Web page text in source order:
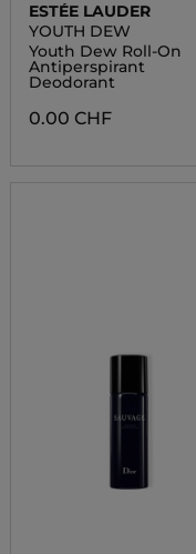
ESTÉE LAUDER
YOUTH DEW
Youth Dew Roll-On
Antiperspirant
Deodorant
0.00 CHF